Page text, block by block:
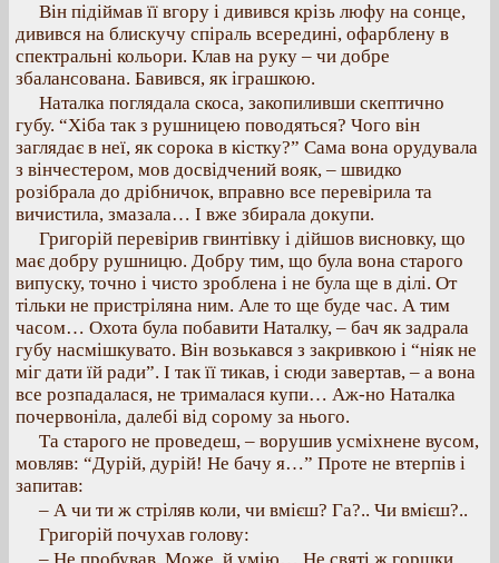
Він підіймав її вгору і дивився крізь люфу на сонце,
дивився на блискучу спіраль всередині, офарблену в
спектральні кольори. Клав на руку – чи добре
збалансована. Бавився, як іграшкою.
Наталка поглядала скоса, закопиливши скептично
губу. “Хіба так з рушницею поводяться? Чого він
заглядає в неї, як сорока в кістку?” Сама вона орудувала
з вінчестером, мов досвідчений вояк, – швидко
розібрала до дрібничок, вправно все перевірила та
вичистила, змазала… І вже збирала докупи.
Григорій перевірив гвинтівку і дійшов висновку, що
має добру рушницю. Добру тим, що була вона старого
випуску, точно і чисто зроблена і не була ще в ділі. От
тільки не пристріляна ним. Але то ще буде час. А тим
часом… Охота була побавити Наталку, – бач як задрала
губу насмішкувато. Він возькався з закривкою і “ніяк не
міг дати їй ради”. І так її тикав, і сюди завертав, – а вона
все розпадалася, не трималася купи… Аж-но Наталка
почервоніла, далебі від сорому за нього.
Та старого не проведеш, – ворушив усміхнене вусом,
мовляв: “Дурій, дурій! Не бачу я…” Проте не втерпів і
запитав:
– А чи ти ж стріляв коли, чи вмієш? Га?.. Чи вмієш?..
Григорій почухав голову: